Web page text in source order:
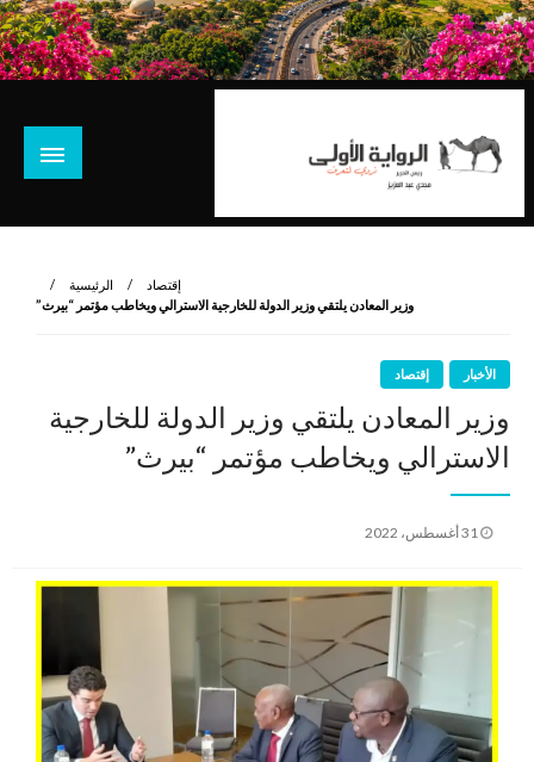
نروي لتعرف
الرئيسية
إقتصاد
وزير المعادن يلتقي وزير الدولة للخارجية الاسترالي ويخاطب مؤتمر “بيرث”
إقتصاد الأخبار
وزير المعادن يلتقي وزير الدولة للخارجية
الاسترالي ويخاطب مؤتمر “بيرث”
نُشر
31 أغسطس، 2022